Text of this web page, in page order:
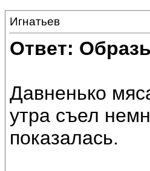
Игнатьев
Ответ:
Давненько
утра съел
показалась.